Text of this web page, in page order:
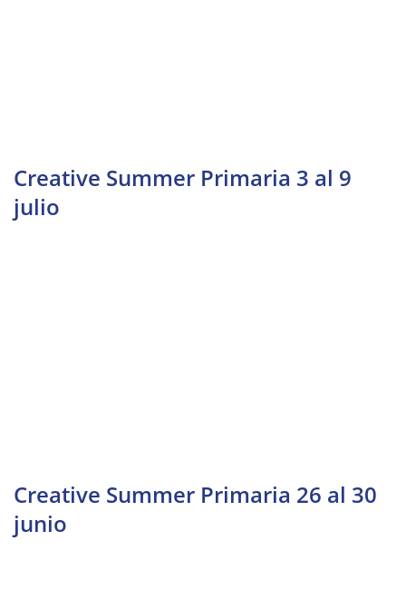
Creative Summer Primaria 3 al 9
julio
Creative Summer Primaria 26 al 30
junio